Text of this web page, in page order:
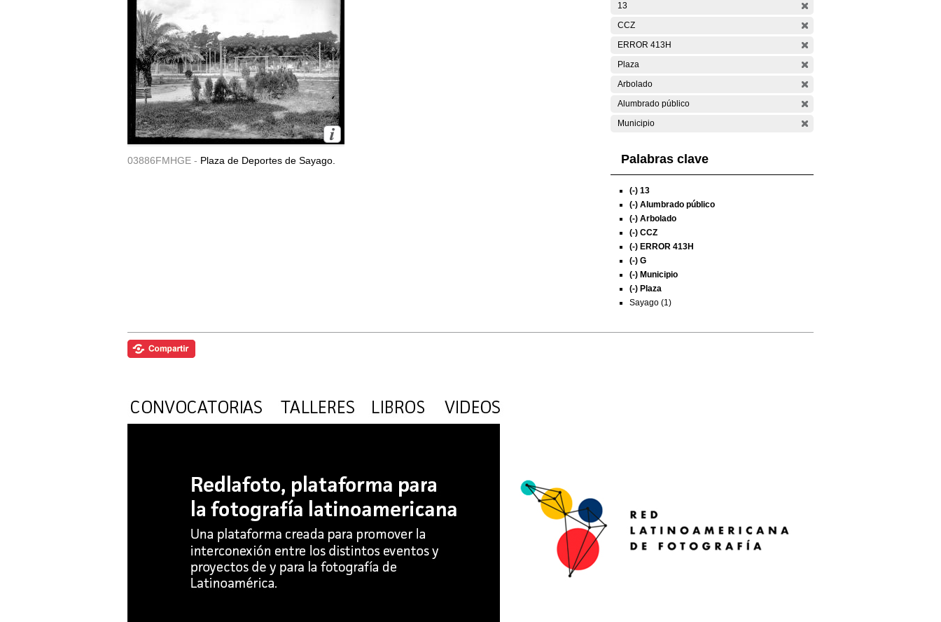
03886FMHGE - Plaza de Deportes de Sayago.
13
CCZ
ERROR 413H
Plaza
Arbolado
Alumbrado público
Municipio
Palabras clave
(-) 13
(-) Alumbrado público
(-) Arbolado
(-) CCZ
(-) ERROR 413H
(-) G
(-) Municipio
(-) Plaza
Sayago (1)